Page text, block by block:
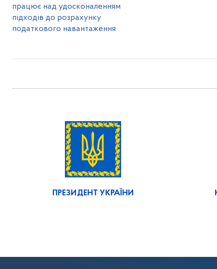
працює над удосконаленням
підходів до розрахунку
податкового навантаження
ПРЕЗИДЕНТ УКРАЇНИ